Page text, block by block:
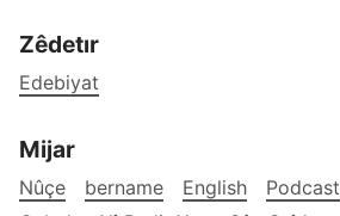
Zêdetır
Edebiyat
Mijar
Nûçe bername English
Podcast